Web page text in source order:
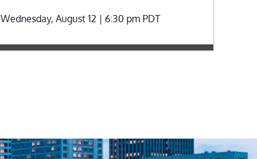
Wednesday, August 12 | 6:30 pm PDT